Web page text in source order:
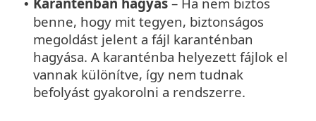
•
benne, hogy mit tegyen, biztonságos
megoldást jelent a fájl karanténban
hagyása. A karanténba helyezett fájlok el
vannak különítve, így nem tudnak
befolyást gyakorolni a rendszerre.